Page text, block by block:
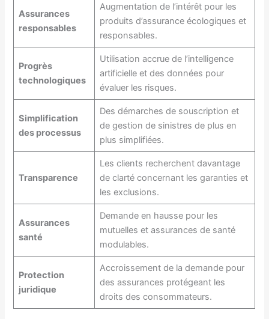
Assurances
responsables
Augmentation de l’intérêt pour les
produits d’assurance écologiques et
responsables.
Progrès
technologiques
Utilisation accrue de l’intelligence
artificielle et des données pour
évaluer les risques.
Simplification
des processus
Des démarches de souscription et
de gestion de sinistres de plus en
plus simplifiées.
Transparence
Les clients recherchent davantage
de clarté concernant les garanties et
les exclusions.
Assurances
santé
Demande en hausse pour les
mutuelles et assurances de santé
modulables.
Protection
juridique
Accroissement de la demande pour
des assurances protégeant les
droits des consommateurs.